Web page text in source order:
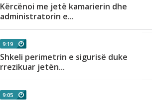
Kërcënoi me jetë kamarierin dhe
administratorin e...
9:19
Shkeli perimetrin e sigurisë duke
rrezikuar jetën...
9:05